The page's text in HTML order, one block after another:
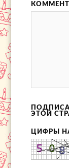
ЭТОЙ
ЦИФРЫ